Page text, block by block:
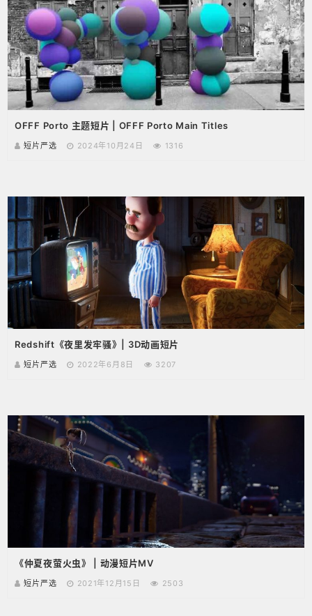
OFFF Porto 主题短片 | OFFF Porto Main Titles
短片严选 2024年10月24日 1316
Redshift《夜里发牢骚》| 3D动画短片
短片严选 2022年6月8日 3207
《仲夏夜萤火虫》 | 动漫短片MV
短片严选 2021年12月15日 2503